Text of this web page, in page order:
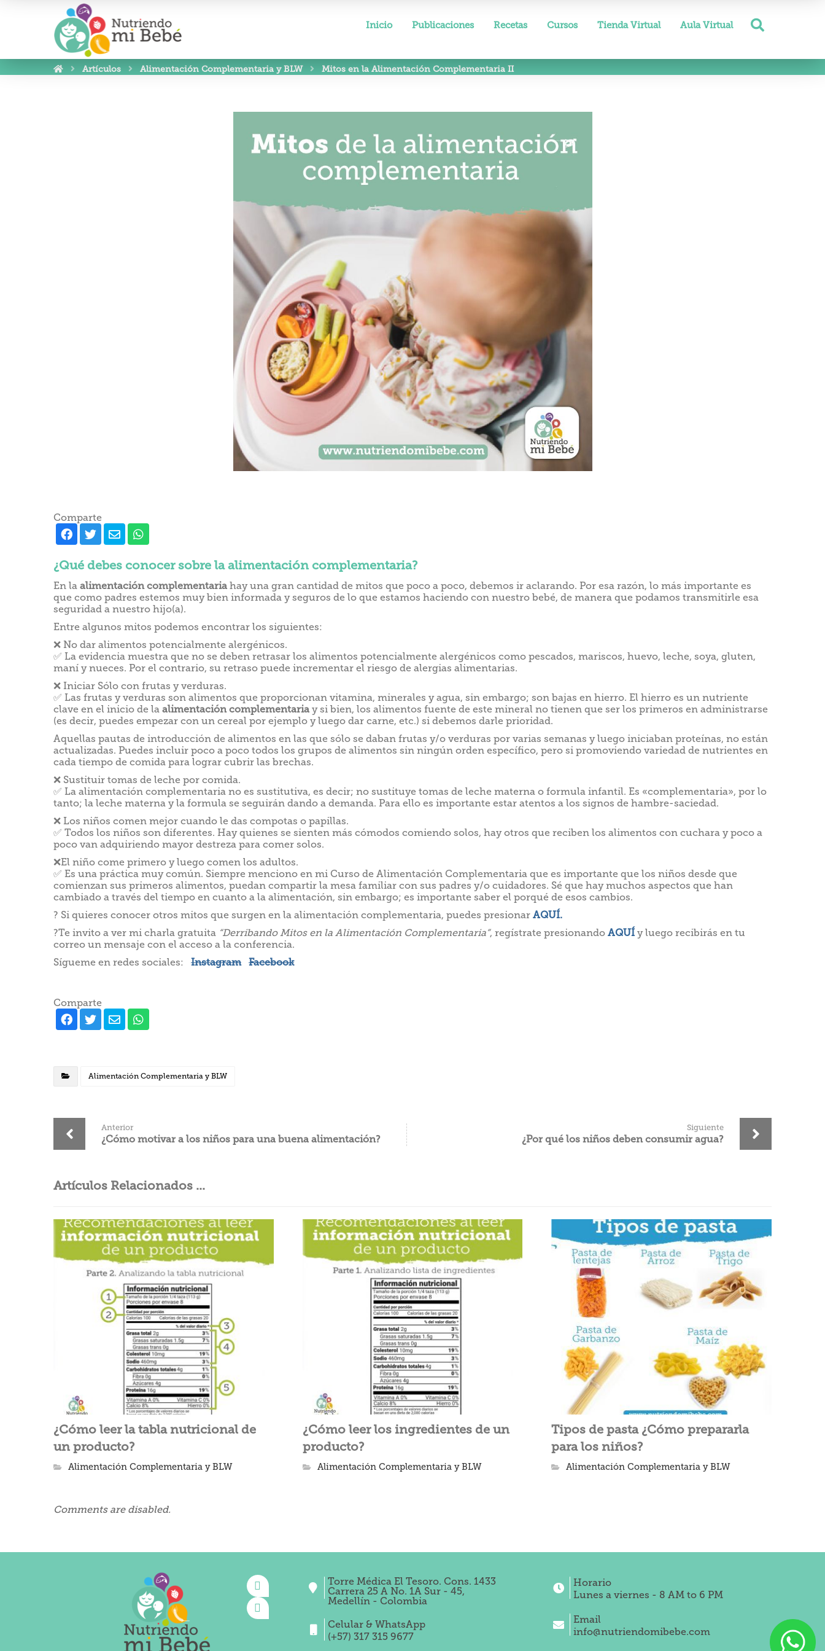
Inicio Publicaciones Recetas Cursos Tienda Virtual Aula Virtual
Artículos Alimentación Complementaria y BLW Mitos en la Alimentación Complementaria II
Comparte
¿Qué debes conocer sobre la alimentación complementaria?
En la alimentación complementaria hay una gran cantidad de mitos que poco a poco, debemos ir aclarando. Por esa razón, lo más importante es
que como padres estemos muy bien informada y seguros de lo que estamos haciendo con nuestro bebé, de manera que podamos transmitirle esa
seguridad a nuestro hijo(a).
Entre algunos mitos podemos encontrar los siguientes:
❌ No dar alimentos potencialmente alergénicos.
✅ La evidencia muestra que no se deben retrasar los alimentos potencialmente alergénicos como pescados, mariscos, huevo, leche, soya, gluten,
maní y nueces. Por el contrario, su retraso puede incrementar el riesgo de alergias alimentarias.
❌ Iniciar Sólo con frutas y verduras.
✅ Las frutas y verduras son alimentos que proporcionan vitamina, minerales y agua, sin embargo; son bajas en hierro. El hierro es un nutriente
clave en el inicio de la alimentación complementaria y si bien, los alimentos fuente de este mineral no tienen que ser los primeros en administrarse
(es decir, puedes empezar con un cereal por ejemplo y luego dar carne, etc.) si debemos darle prioridad.
Aquellas pautas de introducción de alimentos en las que sólo se daban frutas y/o verduras por varias semanas y luego iniciaban proteínas, no están
actualizadas. Puedes incluir poco a poco todos los grupos de alimentos sin ningún orden específico, pero si promoviendo variedad de nutrientes en
cada tiempo de comida para lograr cubrir las brechas.
❌ Sustituir tomas de leche por comida.
✅ La alimentación complementaria no es sustitutiva, es decir; no sustituye tomas de leche materna o formula infantil. Es «complementaria», por lo
tanto; la leche materna y la formula se seguirán dando a demanda. Para ello es importante estar atentos a los signos de hambre-saciedad.
❌ Los niños comen mejor cuando le das compotas o papillas.
✅ Todos los niños son diferentes. Hay quienes se sienten más cómodos comiendo solos, hay otros que reciben los alimentos con cuchara y poco a
poco van adquiriendo mayor destreza para comer solos.
❌El niño come primero y luego comen los adultos.
✅ Es una práctica muy común. Siempre menciono en mi Curso de Alimentación Complementaria que es importante que los niños desde que
comienzan sus primeros alimentos, puedan compartir la mesa familiar con sus padres y/o cuidadores. Sé que hay muchos aspectos que han
cambiado a través del tiempo en cuanto a la alimentación, sin embargo; es importante saber el porqué de esos cambios.
? Si quieres conocer otros mitos que surgen en la alimentación complementaria, puedes presionar AQUÍ.
?Te invito a ver mi charla gratuita “Derribando Mitos en la Alimentación Complementaria”, regístrate presionando AQUÍ y luego recibirás en tu
correo un mensaje con el acceso a la conferencia.
Sígueme en redes sociales: Instagram Facebook
Comparte
Alimentación Complementaria y BLW
Anterior
¿Cómo motivar a los niños para una buena alimentación?
Siguiente
¿Por qué los niños deben consumir agua?
Artículos Relacionados ...
¿Cómo leer la tabla nutricional de
un producto?
Alimentación Complementaria y BLW
¿Cómo leer los ingredientes de un
producto?
Alimentación Complementaria y BLW
Tipos de pasta ¿Cómo prepararla
para los niños?
Alimentación Complementaria y BLW
Comments are disabled.
Torre Médica El Tesoro. Cons. 1433
Carrera 25 A No. 1A Sur - 45,
Medellín - Colombia
Celular & WhatsApp
(+57) 317 315 9677
Horario
Lunes a viernes - 8 AM to 6 PM
Email
info@nutriendomibebe.com